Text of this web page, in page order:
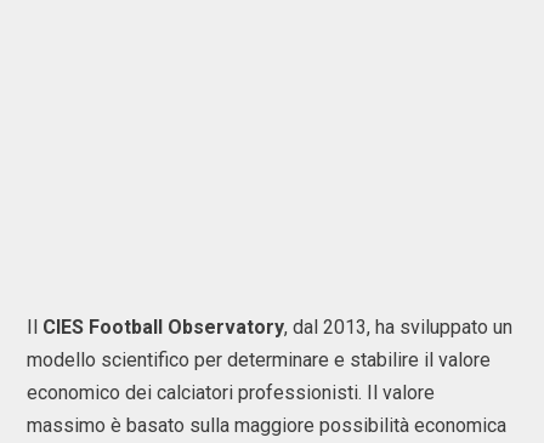
Il CIES Football Observatory, dal 2013, ha sviluppato un
modello scientifico per determinare e stabilire il valore
economico dei calciatori professionisti. Il valore
massimo è basato sulla maggiore possibilità economica